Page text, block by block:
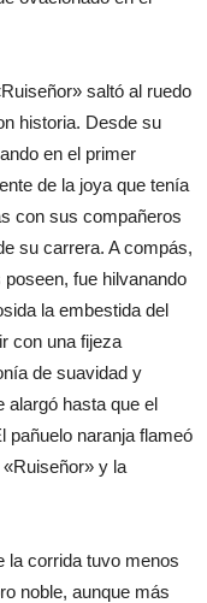
saltó al ruedo
historia. Desde su
en el primer
de la joya que tenía
con sus compañeros
su carrera. A compás,
fue hilvanando
la embestida del
con una fijeza
de suavidad y
alargó hasta que el
pañuelo naranja flameó
y la
la corrida tuvo menos
noble, aunque más